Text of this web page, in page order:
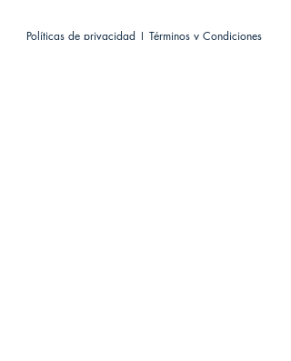
Políticas de privacidad | Términos y Condiciones